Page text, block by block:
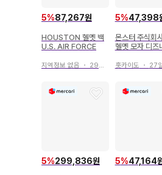
5%87,267원
HOUSTON 헬멧 백
U.S. AIR FORCE
지역정보 없음 ・ 29일 전
5%47,398
몬스터 주식회
헬멧 모자 디즈
홋카이도 ・ 27
5%299,836원 5%47,164